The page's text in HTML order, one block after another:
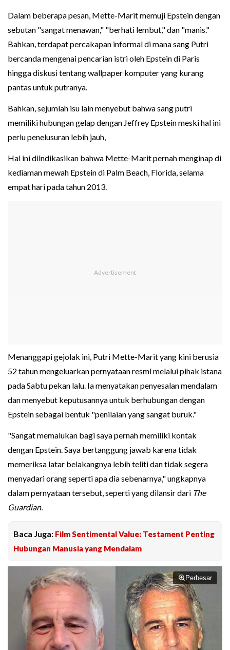
Dalam beberapa pesan, Mette-Marit memuji Epstein dengan
sebutan "sangat menawan," "berhati lembut," dan "manis."
Bahkan, terdapat percakapan informal di mana sang Putri
bercanda mengenai pencarian istri oleh Epstein di Paris
hingga diskusi tentang wallpaper komputer yang kurang
pantas untuk putranya.
Bahkan, sejumlah isu lain menyebut bahwa sang putri
memiliki hubungan gelap dengan Jeffrey Epstein meski hal ini
perlu penelusuran lebih jauh,
Hal ini diindikasikan bahwa Mette-Marit pernah menginap di
kediaman mewah Epstein di Palm Beach, Florida, selama
empat hari pada tahun 2013.
Menanggapi gejolak ini, Putri Mette-Marit yang kini berusia
52 tahun mengeluarkan pernyataan resmi melalui pihak istana
pada Sabtu pekan lalu. Ia menyatakan penyesalan mendalam
dan menyebut keputusannya untuk berhubungan dengan
Epstein sebagai bentuk "penilaian yang sangat buruk."
"Sangat memalukan bagi saya pernah memiliki kontak
dengan Epstein. Saya bertanggung jawab karena tidak
memeriksa latar belakangnya lebih teliti dan tidak segera
menyadari orang seperti apa dia sebenarnya," ungkapnya
dalam pernyataan tersebut, seperti yang dilansir dari The
Guardian.
Baca Juga: Film Sentimental Value: Testament Penting
Hubungan Manusia yang Mendalam
Perbesar